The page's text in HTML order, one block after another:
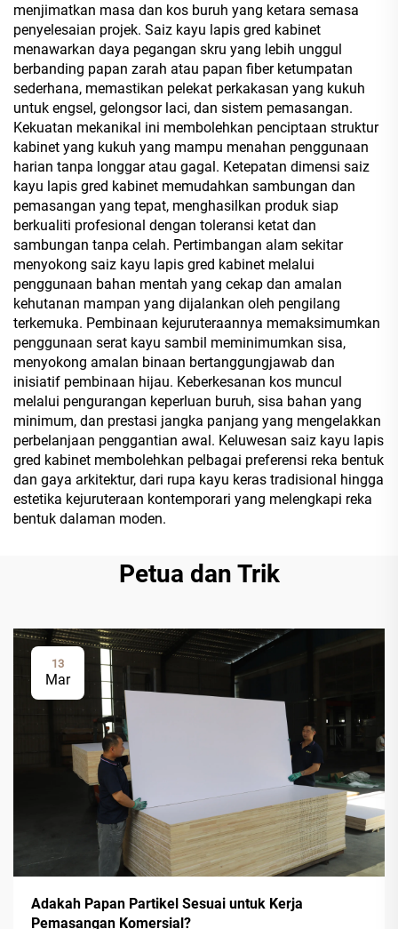
menjimatkan masa dan kos buruh yang ketara semasa
penyelesaian projek. Saiz kayu lapis gred kabinet
menawarkan daya pegangan skru yang lebih unggul
berbanding papan zarah atau papan fiber ketumpatan
sederhana, memastikan pelekat perkakasan yang kukuh
untuk engsel, gelongsor laci, dan sistem pemasangan.
Kekuatan mekanikal ini membolehkan penciptaan struktur
kabinet yang kukuh yang mampu menahan penggunaan
harian tanpa longgar atau gagal. Ketepatan dimensi saiz
kayu lapis gred kabinet memudahkan sambungan dan
pemasangan yang tepat, menghasilkan produk siap
berkualiti profesional dengan toleransi ketat dan
sambungan tanpa celah. Pertimbangan alam sekitar
menyokong saiz kayu lapis gred kabinet melalui
penggunaan bahan mentah yang cekap dan amalan
kehutanan mampan yang dijalankan oleh pengilang
terkemuka. Pembinaan kejuruteraannya memaksimumkan
penggunaan serat kayu sambil meminimumkan sisa,
menyokong amalan binaan bertanggungjawab dan
inisiatif pembinaan hijau. Keberkesanan kos muncul
melalui pengurangan keperluan buruh, sisa bahan yang
minimum, dan prestasi jangka panjang yang mengelakkan
perbelanjaan penggantian awal. Keluwesan saiz kayu lapis
gred kabinet membolehkan pelbagai preferensi reka bentuk
dan gaya arkitektur, dari rupa kayu keras tradisional hingga
estetika kejuruteraan kontemporari yang melengkapi reka
bentuk dalaman moden.
Petua dan Trik
13
Mar
Adakah Papan Partikel Sesuai untuk Kerja
Pemasangan Komersial?